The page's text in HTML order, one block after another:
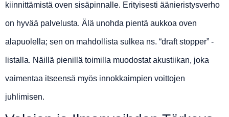
kiinnittämistä oven sisäpinnalle. Erityisesti äänieristysverho
on hyvää palvelusta. Älä unohda pientä aukkoa oven
alapuolella; sen on mahdollista sulkea ns. “draft stopper” -
listalla. Näillä pienillä toimilla muodostat akustiikan, joka
vaimentaa itseensä myös innokkaimpien voittojen
juhlimisen.